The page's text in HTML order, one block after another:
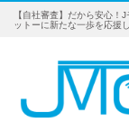
【自社審査】だから安心
ットーに新たな一歩を応援し